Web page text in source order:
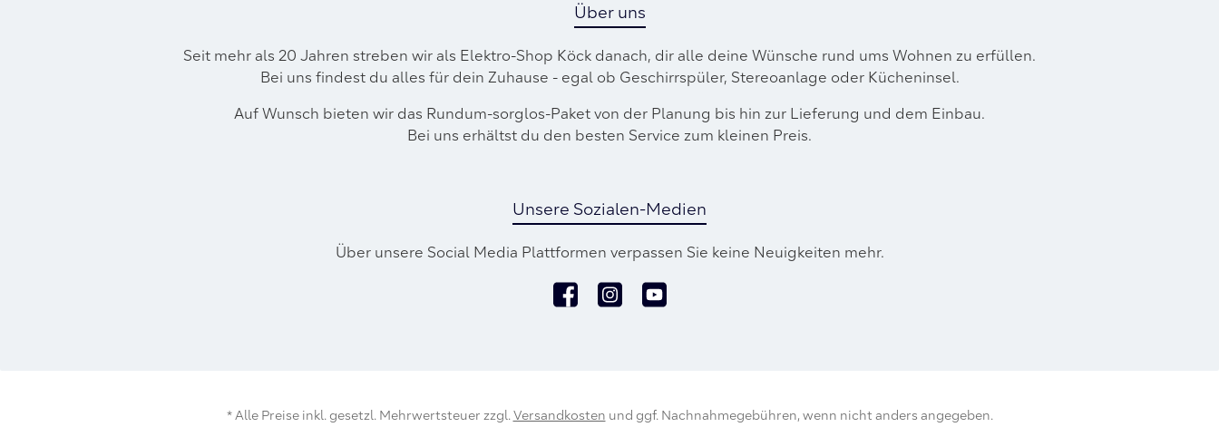
Über uns
Seit mehr als 20 Jahren streben wir als Elektro-Shop Köck danach, dir alle deine Wünsche rund ums Wohnen zu erfüllen.
Bei uns findest du alles für dein Zuhause - egal ob Geschirrspüler, Stereoanlage oder Kücheninsel.
Auf Wunsch bieten wir das Rund­um-sorg­los-Pa­ket von der Planung bis hin zur Lieferung und dem Einbau.
Bei uns erhältst du den besten Service zum kleinen Preis.
Unsere Sozialen-Medien
Über unsere Social Media Plattformen verpassen Sie keine Neuigkeiten mehr.
FacebookInstagramYouTube
* Alle Preise inkl. gesetzl. Mehrwertsteuer zzgl. Versandkosten und ggf. Nachnahmegebühren, wenn nicht anders angegeben.